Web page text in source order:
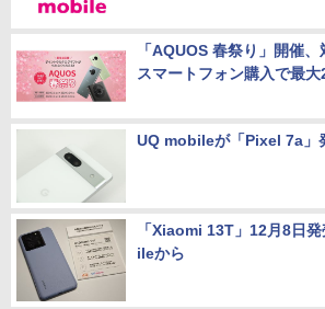
「AQUOS 春祭り」開催、
スマートフォン購入で最
UQ mobileが「Pixel 7a」
「Xiaomi 13T」12月8日
ileから